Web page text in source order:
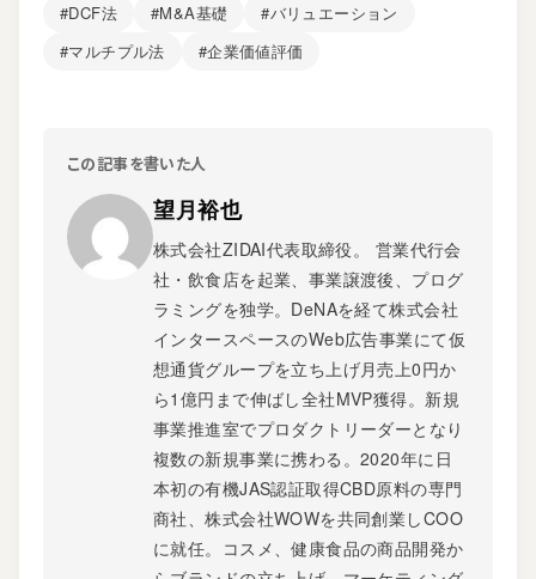
#DCF法 #M&A基礎
#バリュエーション
#マルチプル法
#企業価値評価
この記事を書いた人
望月裕也
株式会社ZIDAI代表取締役。 営業代行会
社・飲食店を起業、事業譲渡後、プログ
ラミングを独学。DeNAを経て株式会社
インタースペースのWeb広告事業にて仮
想通貨グループを立ち上げ月売上0円か
ら1億円まで伸ばし全社MVP獲得。新規
事業推進室でプロダクトリーダーとなり
複数の新規事業に携わる。2020年に日
本初の有機JAS認証取得CBD原料の専門
商社、株式会社WOWを共同創業しCOO
に就任。コスメ、健康食品の商品開発か